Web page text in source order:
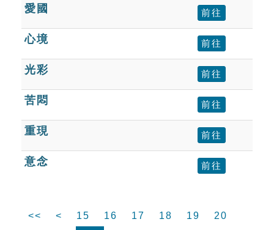
愛國 前往
心境 前往
光彩 前往
苦悶 前往
重現 前往
意念 前往
<< < 15 16 17 18 19
20